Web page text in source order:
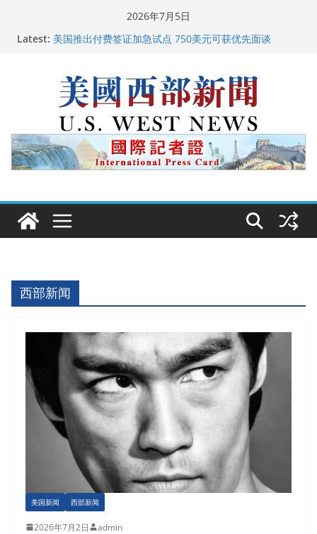
2026年7月5日
Latest: 广州市沉香协会会长周天明：让沉香有序走向世界
美国人
美国最高法院维持“出生公民权” : 出生在美国就是美国
人！
中国驻美国大使谢锋邀请美国老教师罗纳德·萨科尔斯基
再次访华
西部新闻
美国新闻 西部新闻
2026年7月2日 admin